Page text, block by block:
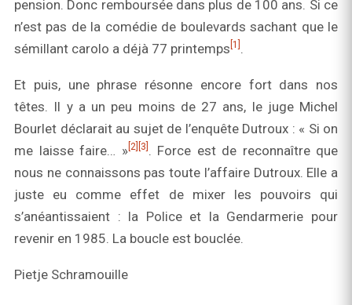
pension. Donc remboursée dans plus de 100 ans. Si ce
n’est pas de la comédie de boulevards sachant que le
sémillant carolo a déjà 77 printemps [1] .
Et puis, une phrase résonne encore fort dans nos
têtes. Il y a un peu moins de 27 ans, le juge Michel
Bourlet déclarait au sujet de l’enquête Dutroux : « Si on
me laisse faire… » [2] [3] . Force est de reconnaître que
nous ne connaissons pas toute l’affaire Dutroux. Elle a
juste eu comme effet de mixer les pouvoirs qui
s’anéantissaient : la Police et la Gendarmerie pour
revenir en 1985. La boucle est bouclée.
Pietje Schramouille